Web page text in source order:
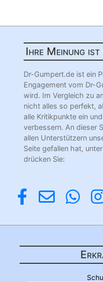
Ihre Meinung
Dr-Gumpert.de ist ein
Engagement vom Dr-
wird. Im Vergleich zu
nicht alles so perfekt,
alle Kritikpunkte ein
verbessern. An dieser
allen Unterstützern
Seite gefallen hat,
drücken Sie: